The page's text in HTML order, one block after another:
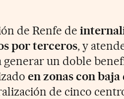
de Renfe de
por terceros, y
generar un doble
en zonas con
de cinco